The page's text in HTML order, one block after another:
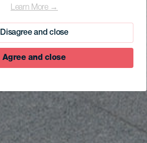
Learn More →
Disagree and close
Agree and close